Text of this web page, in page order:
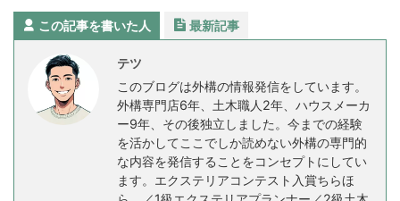
この記事を書いた人 最新記事
テツ
このブログは外構の情報発信をしています。
外構専門店6年、土木職人2年、ハウスメーカ
ー9年、その後独立しました。今までの経験
を活かしてここでしか読めない外構の専門的
な内容を発信することをコンセプトにしてい
ます。エクステリアコンテスト入賞ちらほ